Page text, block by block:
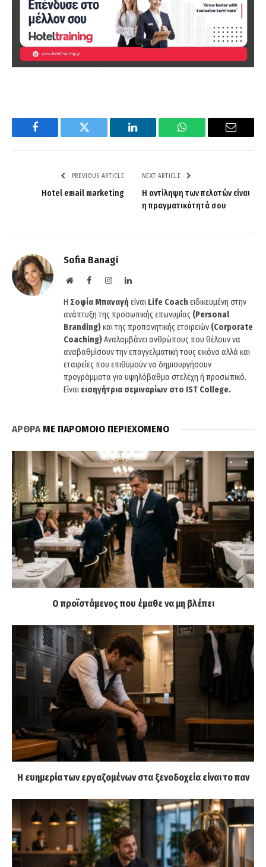
Facebook Twitter LinkedIn WhatsApp Email
PREVIOUS ARTICLE
Hotel email marketing
NEXT ARTICLE
Η αντίληψη των πελατών είναι
η πραγματικότητά σου
Sofia Banagi
WebsiteFacebookInstagramLinkedIn
H Σοφία Μπαναγή είναι Life Coach ειδικευμένη στην
ανάπτυξη της προσωπικής επωνυμίας (Personal
Branding)και της προπονητικής εταιρειών (Corporate
Coaching)Αναλαμβάνει ανθρώπους που θέλουν να
αναβαθμίσουν την επαγγελματική τους εικόνα αλλά και
εταιρείες που επιθυμούν να δημιουργήσουν
προγράμματα για υψηλόβαθμα στελέχη ή προσωπικό.
Είναι εισηγήτρια σεμιναρίων στο IST College.
ΑΡΘΡΑΜΕ ΠΑΡΟΜΟΙΟ ΠΕΡΙΕΧΟΜΕΝΟ
Ο προϊστάμενος που έμαθε να μη βλέπει
Η ευημερία των εργαζομένων στα ξενοδοχεία είναι το παν